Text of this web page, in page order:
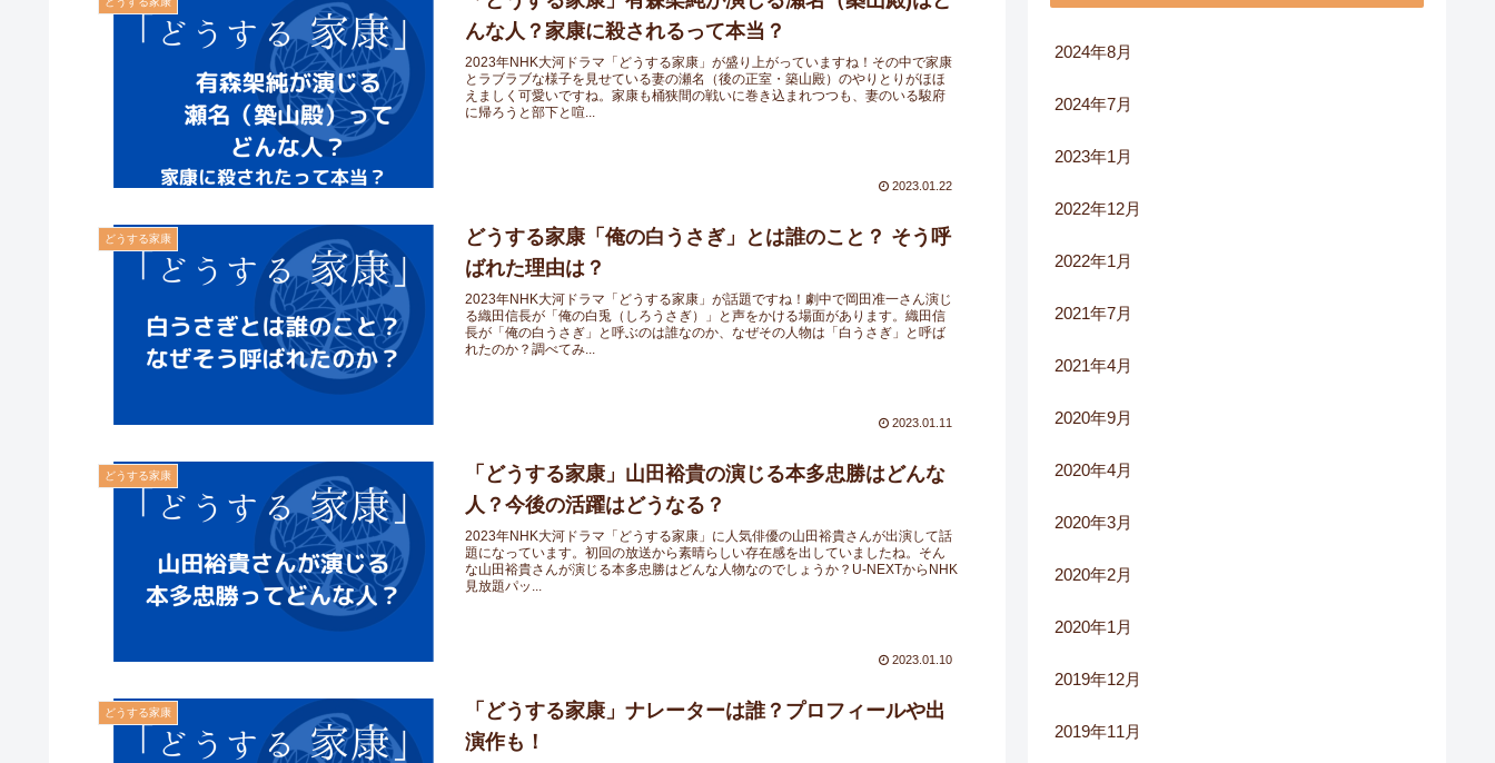
んな人？家康に殺されるって本当？
2023年NHK大河ドラマ「どうする家康」が盛り上がっていますね！その中で家康
とラブラブな様子を見せている妻の瀬名（後の正室・築山殿）のやりとりがほほ
えましく可愛いですね。家康も桶狭間の戦いに巻き込まれつつも、妻のいる駿府
に帰ろうと部下と喧...
2023.01.22
どうする家康
どうする家康「俺の白うさぎ」とは誰のこと？ そう呼
ばれた理由は？
2023年NHK大河ドラマ「どうする家康」が話題ですね！劇中で岡田准一さん演じ
る織田信長が「俺の白兎（しろうさぎ）」と声をかける場面があります。織田信
長が「俺の白うさぎ」と呼ぶのは誰なのか、なぜその人物は「白うさぎ」と呼ば
れたのか？調べてみ...
2023.01.11
どうする家康
「どうする家康」山田裕貴の演じる本多忠勝はどんな
人？今後の活躍はどうなる？
2023年NHK大河ドラマ「どうする家康」に人気俳優の山田裕貴さんが出演して話
題になっています。初回の放送から素晴らしい存在感を出していましたね。そん
な山田裕貴さんが演じる本多忠勝はどんな人物なのでしょうか？U-NEXTからNHK
見放題パッ...
2023.01.10
どうする家康
「どうする家康」ナレーターは誰？プロフィールや出
演作も！
2024年8月
2024年7月
2023年1月
2022年12月
2022年1月
2021年7月
2021年4月
2020年9月
2020年4月
2020年3月
2020年2月
2020年1月
2019年12月
2019年11月